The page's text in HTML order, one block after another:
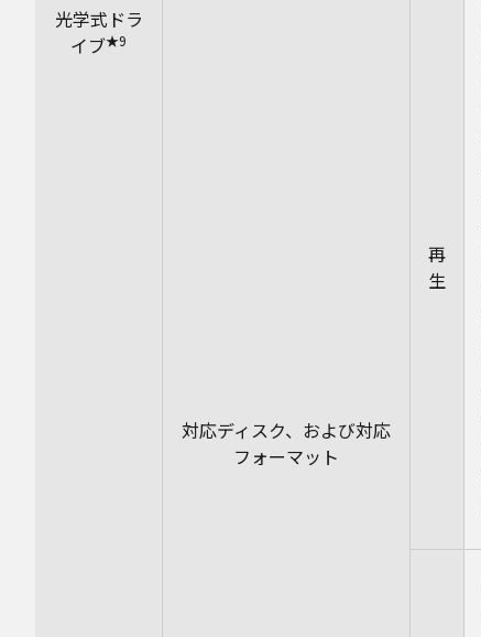
光学式ドラ
イブ★9
対応ディスク、および対応
フォーマット
再
生